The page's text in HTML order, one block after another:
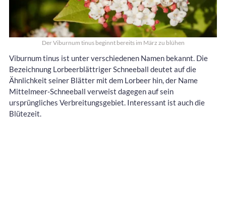
Der Viburnum tinus beginnt bereits im März zu blühen
Viburnum tinus ist unter verschiedenen Namen bekannt. Die
Bezeichnung Lorbeerblättriger Schneeball deutet auf die
Ähnlichkeit seiner Blätter mit dem Lorbeer hin, der Name
Mittelmeer-Schneeball verweist dagegen auf sein
ursprüngliches Verbreitungsgebiet. Interessant ist auch die
Blütezeit.